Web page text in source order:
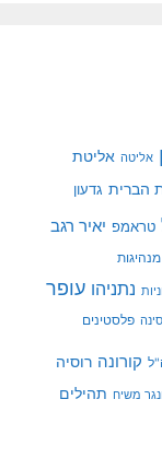
אליטה אליטת
הברית גדעון
טראמפ יאיר רגב
מנהיגות
נתניהו עופר
פלסטינים
קורונה רוסיה
משיח תהילים